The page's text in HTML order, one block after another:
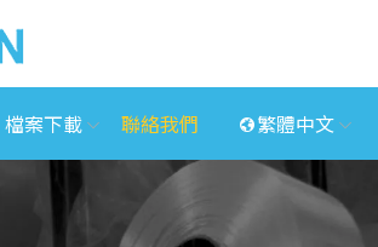
檔案下載 聯絡我們 繁體中文